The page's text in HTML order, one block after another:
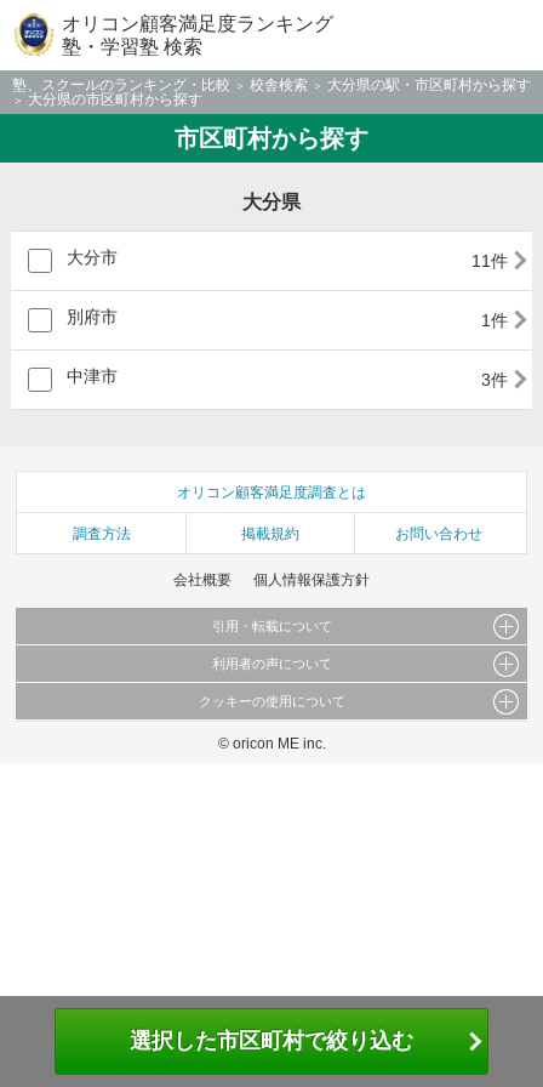
オリコン顧客満足度ランキング
塾・学習塾 検索
塾、スクールのランキング・比較 校舎検索
大分県の駅・市区町村から探す
大分県の市区町村から探す
市区町村から探す
大分県
大分市 11件
別府市 1件
中津市 3件
選択した市区町村で絞り込む
オリコン顧客満足度調査とは
調査方法 掲載規約 お問い合わせ
会社概要 個人情報保護方針
引用・転載について
当サイトで公開されている情報（文字、写真、イラスト、画像データ等）及びこれらの配
これらの情報を権利者の許可なく無断転載・複製などの二次利用を行うことは固く禁じて
利用者の声について
当サイトに掲載している内容はすべてサービスの利用者が提出された見解・感想です。
弊社の見解・ 意見ではないことをご理解いただいた上でご覧ください。
クッキーの使用について
このサイトでは Cookie を使用して、ユーザーに合わせたコンテンツや広告の表示、ソー
© oricon ME inc.